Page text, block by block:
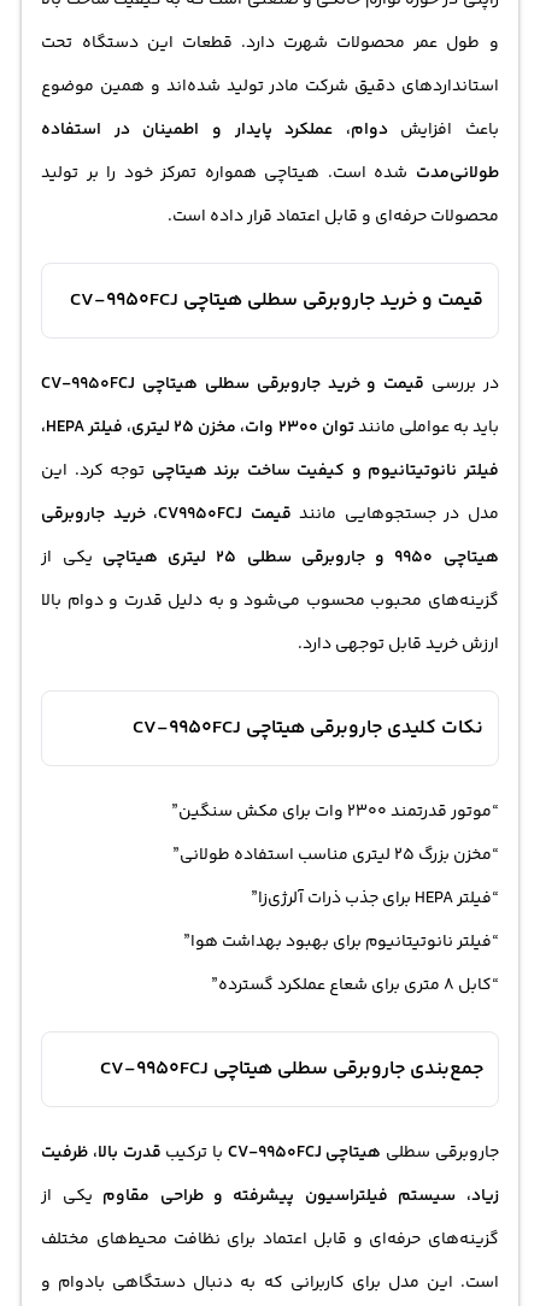
و طول عمر محصولات شهرت دارد. قطعات این دستگاه تحت
استانداردهای دقیق شرکت مادر تولید شده‌اند و همین موضوع
باعث افزایشدوام، عملکرد پایدار و اطمینان در استفاده
طولانی‌مدت شده است. هیتاچی همواره تمرکز خود را بر تولید
محصولات حرفه‌ای و قابل اعتماد قرار داده است.
قیمت و خرید جاروبرقی سطلی هیتاچی CV-9950FCJ
در بررسی قیمت وخرید جاروبرقی سطلی هیتاچی CV-9950FCJ
باید به عواملی مانند
توان 2300 وات، مخزن 25 لیتری، فیلتر HEPA،
فیلتر نانوتیتانیوم و کیفیت ساخت برند هیتاچی توجه کرد. این
مدل در جستجوهایی مانند قیمت CV9950FCJ، خرید
جاروبرقی
هیتاچی
یکی از
گزینه‌های محبوب محسوب می‌شود و به دلیل قدرت و دوام بالا
ارزش خرید قابل توجهی دارد.
نکات کلیدی جاروبرقی هیتاچی CV-9950FCJ
“موتور قدرتمند 2300 وات برای مکش سنگین”
“مخزن بزرگ 25 لیتری مناسب استفاده طولانی”
“فیلتر HEPA برای جذب ذرات آلرژی‌زا”
“فیلتر نانوتیتانیوم برای بهبود بهداشت هوا”
“کابل 8 متری برای شعاع عملکرد گسترده”
جمع‌بندی جاروبرقی سطلی هیتاچی CV-9950FCJ
جاروبرقی سطلی هیتاچی CV-9950FCJ با ترکیب قدرت بالا، ظرفیت
زیاد، سیستم فیلتراسیون پیشرفته و طراحی مقاوم یکی از
گزینه‌های حرفه‌ای و قابل اعتماد برای نظافت محیط‌های مختلف
است. این مدل برای کاربرانی که به دنبال دستگاهی بادوام و